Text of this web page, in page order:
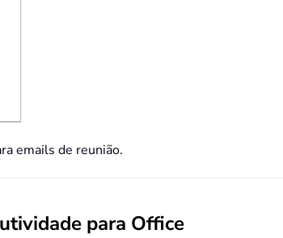
emails de reunião.
para Office